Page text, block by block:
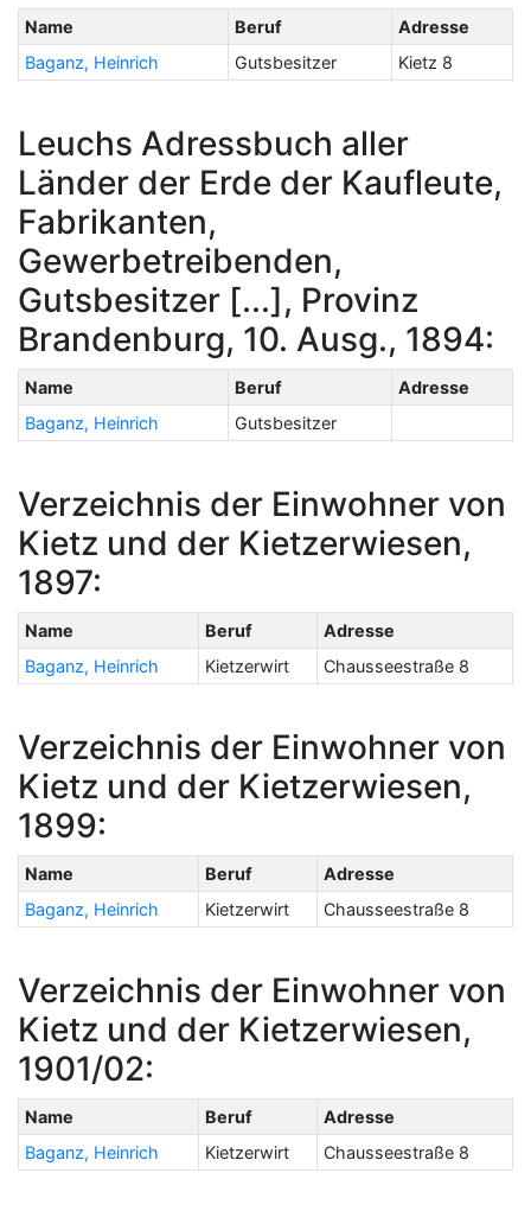
Name Beruf
Adresse
Baganz, Heinrich
Gutsbesitzer Kietz 8
Leuchs Adressbuch aller
Länder der Erde der Kaufleute,
Fabrikanten,
Gewerbetreibenden,
Gutsbesitzer [...], Provinz
Brandenburg, 10. Ausg., 1894:
Name Beruf
Adresse
Baganz, Heinrich
Gutsbesitzer
Verzeichnis der Einwohner von
Kietz und der Kietzerwiesen,
1897:
Name Beruf
Adresse
Baganz, Heinrich
Kietzerwirt Chausseestraße 8
Verzeichnis der Einwohner von
Kietz und der Kietzerwiesen,
1899:
Name Beruf
Adresse
Baganz, Heinrich
Kietzerwirt Chausseestraße 8
Verzeichnis der Einwohner von
Kietz und der Kietzerwiesen,
1901/02:
Name Beruf
Adresse
Baganz, Heinrich
Kietzerwirt Chausseestraße 8